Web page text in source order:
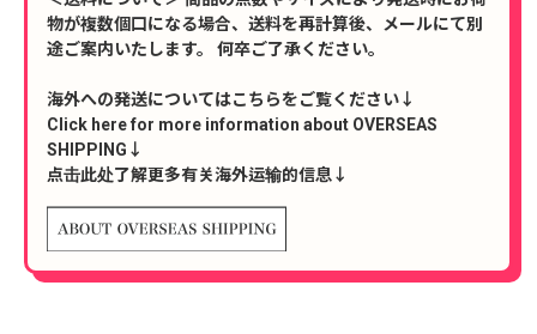
物が複数個口になる場合、送料を再計算後、メールにて別
途ご案内いたします。 何卒ご了承ください。
海外への発送についてはこちらをご覧ください↓
Click here for more information about OVERSEAS
SHIPPING↓
点击此处了解更多有关海外运输的信息↓